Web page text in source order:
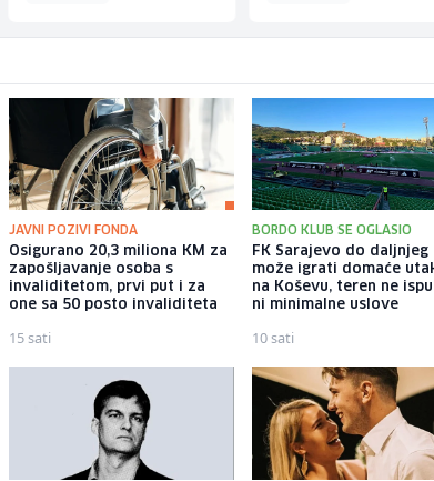
JAVNI POZIVI FONDA
Osigurano 20,3 miliona KM za
zapošljavanje osoba s
invaliditetom, prvi put i za
one sa 50 posto invaliditeta
15 sati
BORDO KLUB SE OGLASIO
FK Sarajevo do daljnjeg
može igrati domaće
na Koševu, teren ne
ni minimalne uslove
10 sati